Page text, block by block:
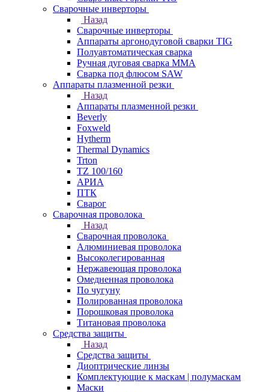
Сварочные инверторы
Назад
Сварочные инверторы
Аппараты аргонодуговой сварки TIG
Полуавтоматическая сварка
Ручная дуговая сварка MMA
Сварка под флюсом SAW
Аппараты плазменной резки
Назад
Аппараты плазменной резки
Beverly
Foxweld
Hytherm
Thermal Dynamics
Trton
TZ 100/160
АРИА
ПТК
Сварог
Сварочная проволока
Назад
Сварочная проволока
Алюминиевая проволока
Высоколегированная
Нержавеющая проволока
Омедненная проволока
По чугуну
Полированная проволока
Порошковая проволока
Титановая проволока
Средства защиты
Назад
Средства защиты
Диоптрические линзы
Комплектующие к маскам | полумаскам
Маски